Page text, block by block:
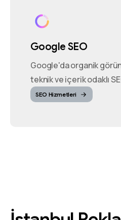
Google SEO
Google'da organik
teknik ve içerik odaklı
SEO Hizmetleri